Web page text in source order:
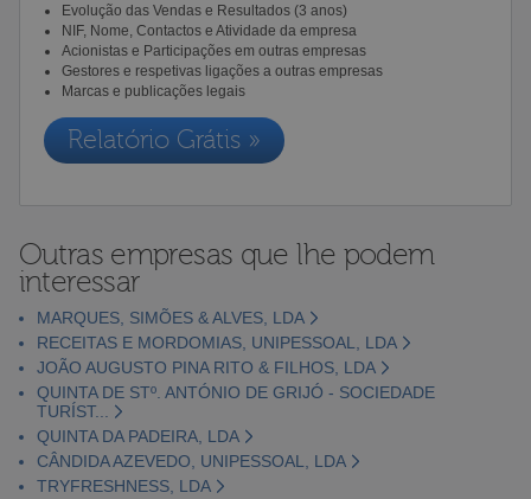
Evolução das Vendas e Resultados (3 anos)
NIF, Nome, Contactos e Atividade da empresa
Acionistas e Participações em outras empresas
Gestores e respetivas ligações a outras empresas
Marcas e publicações legais
Relatório Grátis »
Outras empresas que lhe podem
interessar
MARQUES, SIMÕES & ALVES, LDA
RECEITAS E MORDOMIAS, UNIPESSOAL, LDA
JOÃO AUGUSTO PINA RITO & FILHOS, LDA
QUINTA DE STº. ANTÓNIO DE GRIJÓ - SOCIEDADE
TURÍST...
QUINTA DA PADEIRA, LDA
CÂNDIDA AZEVEDO, UNIPESSOAL, LDA
TRYFRESHNESS, LDA